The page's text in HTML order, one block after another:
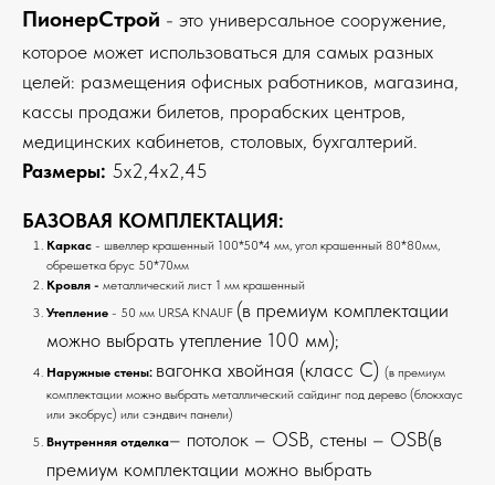
ПионерСтрой - это универсальное сооружение,
которое может использоваться для самых разных
целей: размещения офисных работников, магазина,
кассы продажи билетов, прорабских центров,
медицинских кабинетов, столовых, бухгалтерий.
Размеры: 5х2,4х2,45
БАЗОВАЯ КОМПЛЕКТАЦИЯ:
Каркас - швеллер крашенный 100*50*4 мм, угол крашенный 80*80мм,
обрешетка брус 50*70мм
Кровля - металлический лист 1 мм крашенный
Утепление - 50 мм URSA KNAUF (в премиум комплектации
можно выбрать утепление 100 мм);
Наружные стены: вагонка хвойная (класс С) (в премиум
комплектации можно выбрать металлический сайдинг под дерево (блокхаус
или экобрус) или сэндвич панели)
Внутренняя отделка– потолок – OSB, стены – OSB(в
премиум комплектации можно выбрать